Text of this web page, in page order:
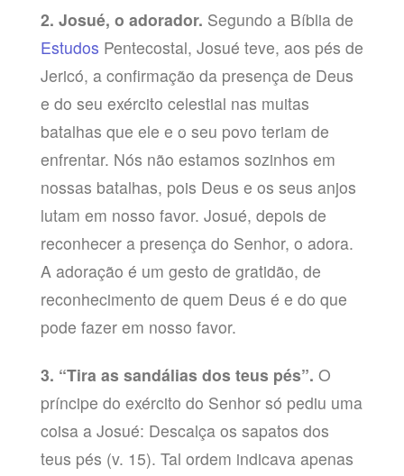
2. Josué, o adorador. Segundo a Bíblia de
Estudos Pentecostal, Josué teve, aos pés de
Jericó, a confirmação da presença de Deus
e do seu exército celestial nas muitas
batalhas que ele e o seu povo teriam de
enfrentar. Nós não estamos sozinhos em
nossas batalhas, pois Deus e os seus anjos
lutam em nosso favor. Josué, depois de
reconhecer a presença do Senhor, o adora.
A adoração é um gesto de gratidão, de
reconhecimento de quem Deus é e do que
pode fazer em nosso favor.
3. “Tira as sandálias dos teus pés”. O
príncipe do exército do Senhor só pediu uma
coisa a Josué: Descalça os sapatos dos
teus pés (v. 15). Tal ordem indicava apenas